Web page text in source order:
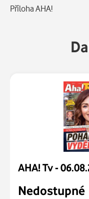
Popis
Příloha AHA!
AHA! Tv -
Nedostupné